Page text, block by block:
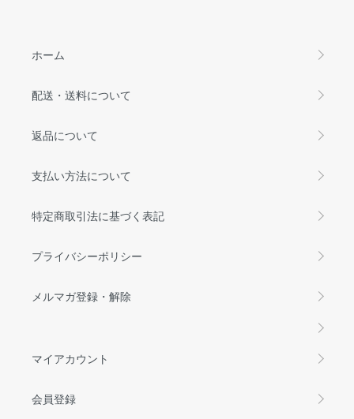
ホーム
配送・送料について
返品について
支払い方法について
特定商取引法に基づく表記
プライバシーポリシー
メルマガ登録・解除
マイアカウント
会員登録